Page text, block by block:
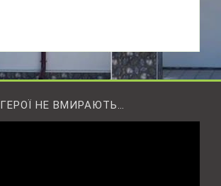
ГЕРОЇ НЕ ВМИРАЮТЬ…